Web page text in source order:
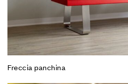
Freccia panchina